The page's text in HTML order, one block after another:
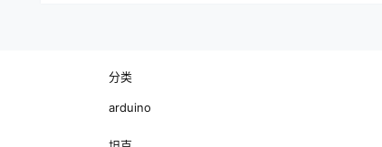
分类
arduino